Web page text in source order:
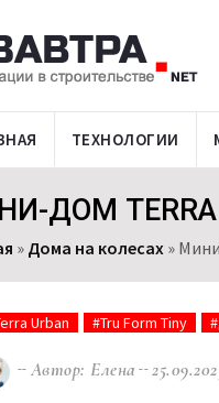
ТЕХНОЛОГИИ
ДОМ
» Дома на колесах »
Urban #Tru Form Tiny
Автор: Елена